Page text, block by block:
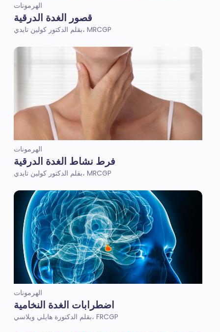
الهرمونات
قصور الغدة الدرقية
بقلم الدكتور كولين تايدي، MRCGP
الهرمونات
فرط نشاط الغدة الدرقية
بقلم الدكتور كولين تايدي، MRCGP
الهرمونات
اضطرابات الغدة النخامية
بقلم الدكتورة هايلي ويلاسي، FRCGP